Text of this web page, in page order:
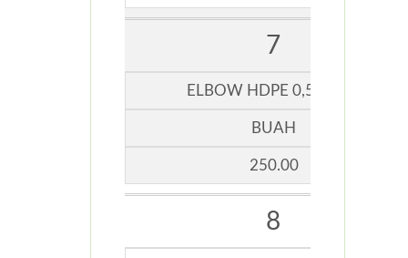
7
ELBOW HDPE 0,5 INCHI
BUAH
250.00
8